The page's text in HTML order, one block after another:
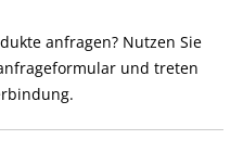
anfragen? Nutzen Sie
und treten